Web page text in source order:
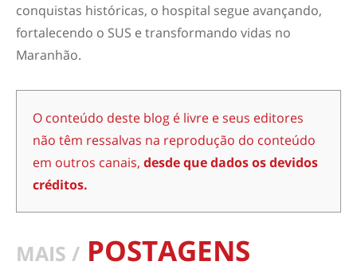
conquistas históricas, o hospital segue avançando,
fortalecendo o SUS e transformando vidas no
Maranhão.
O conteúdo deste blog é livre e seus editores
não têm ressalvas na reprodução do conteúdo
em outros canais, desde que dados os devidos
créditos.
MAIS / POSTAGENS